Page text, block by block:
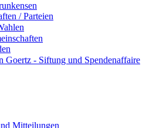
/ Parteien
- Siftung und Spendenaffaire
Mitteilungen